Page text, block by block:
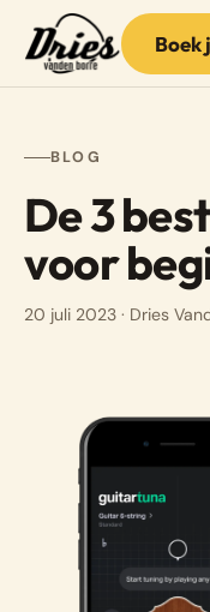
Boek
BLOG
De 3
voor
20 juli 2023 · Dries